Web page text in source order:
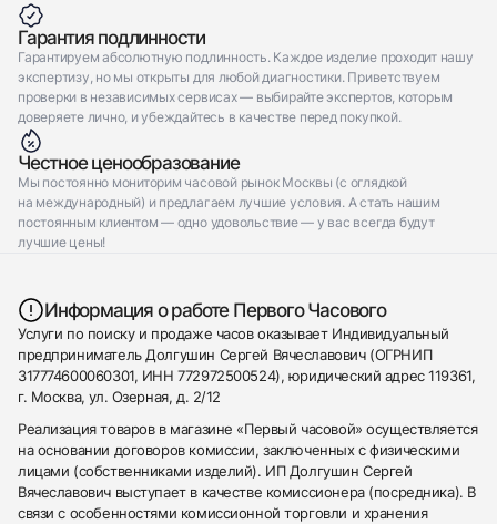
Гарантия подлинности
Гарантируем абсолютную подлинность. Каждое изделие проходит нашу
экспертизу, но мы открыты для любой диагностики. Приветствуем
проверки в независимых сервисах — выбирайте экспертов, которым
доверяете лично, и убеждайтесь в качестве перед покупкой.
Честное ценообразование
Мы постоянно мониторим часовой рынок Москвы (с оглядкой
на международный) и предлагаем лучшие условия. А стать нашим
постоянным клиентом — одно удовольствие — у вас всегда будут
лучшие цены!
Информация о работе Первого Часового
Услуги по поиску и продаже часов оказывает Индивидуальный
предприниматель Долгушин Сергей Вячеславович (ОГРНИП
317774600060301, ИНН 772972500524), юридический адрес 119361,
г. Москва, ул. Озерная, д. 2/12
Реализация товаров в магазине «Первый часовой» осуществляется
на основании договоров комиссии, заключенных с физическими
лицами (собственниками изделий). ИП Долгушин Сергей
Вячеславович выступает в качестве комиссионера (посредника). В
связи с особенностями комиссионной торговли и хранения